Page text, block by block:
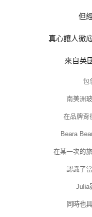
但
真心讓人徹
來自英
包
南美洲
在品牌背
Beara
在某一次的
認識了
Julia
同時也